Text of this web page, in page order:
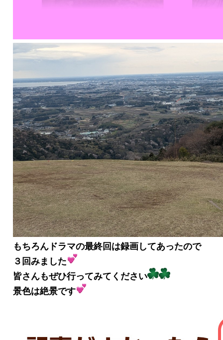
もちろんドラマの最終回は録画してあったので
３回みました
皆さんもぜひ行ってみてください
景色は絶景です